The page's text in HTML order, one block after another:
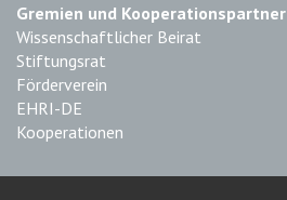
Gremien und Kooperationspartner
Wissenschaftlicher Beirat
Stiftungsrat
Förderverein
EHRI-DE
Kooperationen